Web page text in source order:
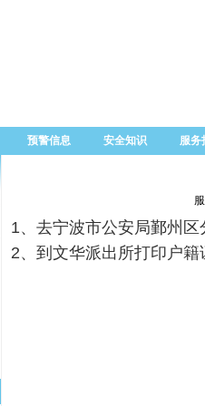
预警信息 安全知识 服务
1、去宁波市公安局鄞州
2、到文华派出所打印户籍